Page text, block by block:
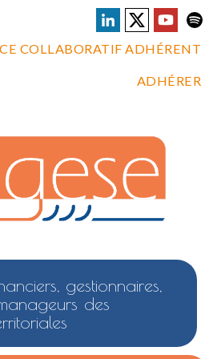
COLLABORATIF ADHÉRENT
ADHÉRER
gestionnaires,
des